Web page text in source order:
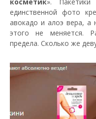
единственной фото
авокадо и алоэ вера, а
этого не меняется.
предела. Сколько же